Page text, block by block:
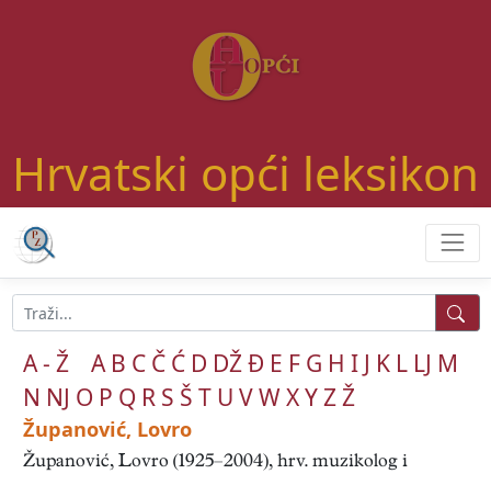
Hrvatski opći leksikon
A - Ž A B C Č Ć D DŽĐ E F G H I J K L LJ M
N NJ O P Q R S Š T U VWXYZŽ
Županović, Lovro
Županović, Lovro (1925–2004), hrv. muzikolog i